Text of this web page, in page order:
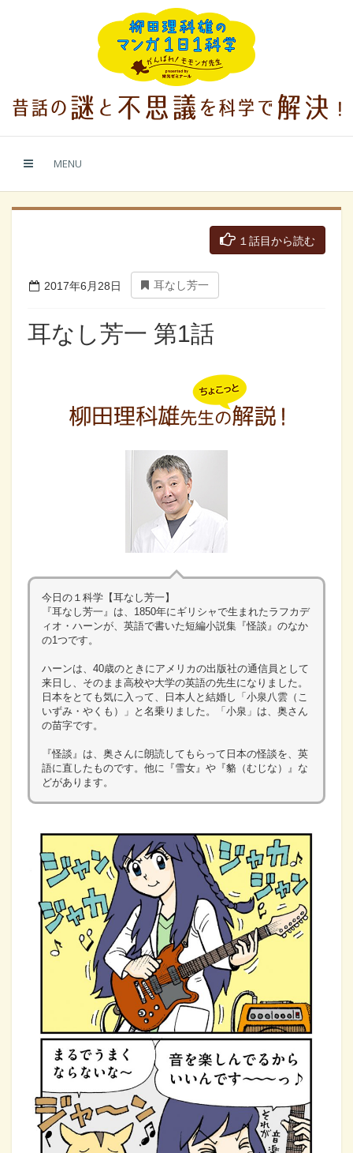
MENU
１話目から読む
2017年6月28日 耳なし芳一
耳なし芳一 第1話
今日の１科学【耳なし芳一】
『耳なし芳一』は、1850年にギリシャで生まれたラフカデ
ィオ・ハーンが、英語で書いた短編小説集『怪談』のなか
の1つです。
ハーンは、40歳のときにアメリカの出版社の通信員として
来日し、そのまま高校や大学の英語の先生になりました。
日本をとても気に入って、日本人と結婚し「小泉八雲（こ
いずみ・やくも）」と名乗りました。「小泉」は、奥さん
の苗字です。
『怪談』は、奥さんに朗読してもらって日本の怪談を、英
語に直したものです。他に『雪女』や『貉（むじな）』な
どがあります。